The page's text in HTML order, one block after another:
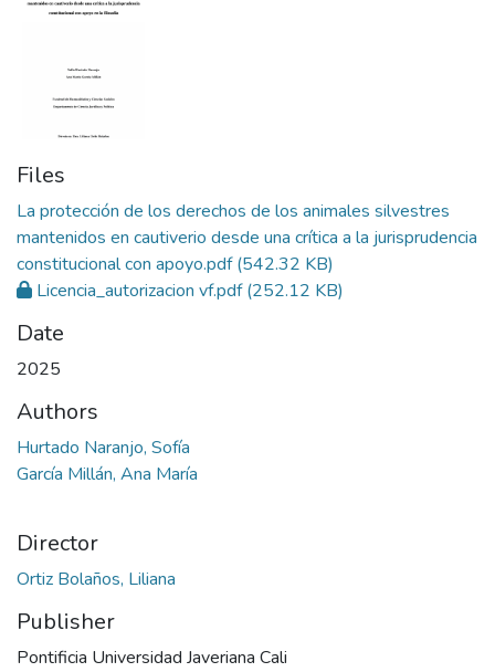
Files
La protección de los derechos de los animales silvestres
mantenidos en cautiverio desde una crítica a la jurisprudencia
constitucional con apoyo.pdf(542.32 KB)
Licencia_autorizacion vf.pdf(252.12 KB)
Date
2025
Authors
Hurtado Naranjo, Sofía
García Millán, Ana María
Director
Ortiz Bolaños, Liliana
Publisher
Pontificia Universidad Javeriana Cali